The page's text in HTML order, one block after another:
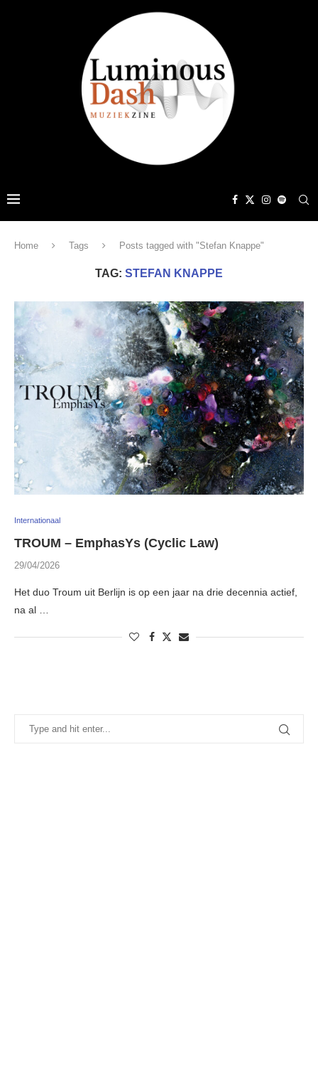
Home Tags Posts tagged with "Stefan Knappe"
TAG: STEFAN KNAPPE
Internationaal
TROUM – EmphasYs (Cyclic Law)
29/04/2026
Het duo Troum uit Berlijn is op een jaar na drie decennia actief,
na al …